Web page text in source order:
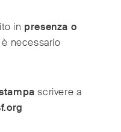
in presenza o
necessario
scrivere a